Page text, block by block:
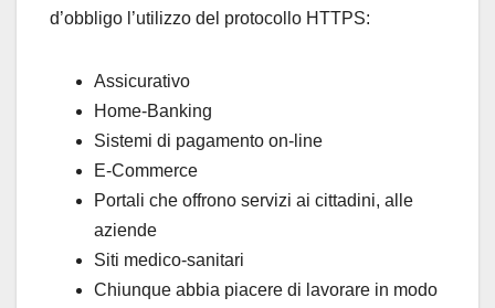
d’obbligo l’utilizzo del protocollo HTTPS:
Assicurativo
Home-Banking
Sistemi di pagamento on-line
E-Commerce
Portali che offrono servizi ai cittadini, alle
aziende
Siti medico-sanitari
Chiunque abbia piacere di lavorare in modo